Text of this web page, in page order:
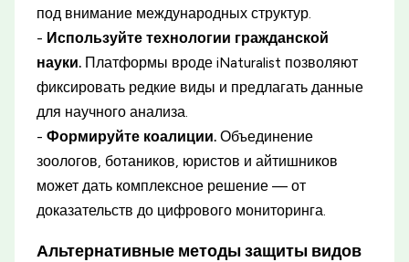
под внимание международных структур.
- Используйте технологии гражданской
науки. Платформы вроде iNaturalist позволяют
фиксировать редкие виды и предлагать данные
для научного анализа.
-Формируйте коалиции. Объединение
зоологов, ботаников, юристов и айтишников
может дать комплексное решение — от
доказательств до цифрового мониторинга.
Альтернативные методы защиты видов